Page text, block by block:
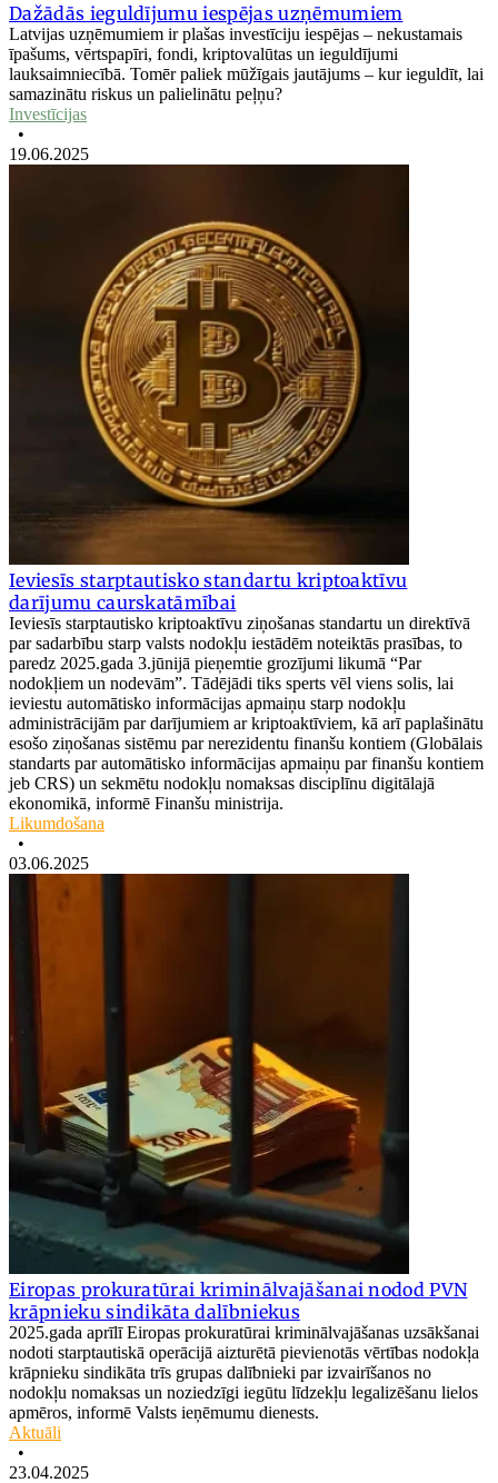
Dažādās ieguldījumu iespējas uzņēmumiem
Latvijas uzņēmumiem ir plašas investīciju iespējas – nekustamais
īpašums, vērtspapīri, fondi, kriptovalūtas un ieguldījumi
lauksaimniecībā. Tomēr paliek mūžīgais jautājums – kur ieguldīt, lai
samazinātu riskus un palielinātu peļņu?
Investīcijas
•
19.06.2025
Ieviesīs starptautisko standartu kriptoaktīvu
darījumu caurskatāmībai
Ieviesīs starptautisko kriptoaktīvu ziņošanas standartu un direktīvā
par sadarbību starp valsts nodokļu iestādēm noteiktās prasības, to
paredz 2025.gada 3.jūnijā pieņemtie grozījumi likumā “Par
nodokļiem un nodevām”. Tādējādi tiks sperts vēl viens solis, lai
ieviestu automātisko informācijas apmaiņu starp nodokļu
administrācijām par darījumiem ar kriptoaktīviem, kā arī paplašinātu
esošo ziņošanas sistēmu par nerezidentu finanšu kontiem (Globālais
standarts par automātisko informācijas apmaiņu par finanšu kontiem
jeb CRS) un sekmētu nodokļu nomaksas disciplīnu digitālajā
ekonomikā, informē Finanšu ministrija.
Likumdošana
•
03.06.2025
Eiropas prokuratūrai kriminālvajāšanai nodod PVN
krāpnieku sindikāta dalībniekus
2025.gada aprīlī Eiropas prokuratūrai kriminālvajāšanas uzsākšanai
nodoti starptautiskā operācijā aizturētā pievienotās vērtības nodokļa
krāpnieku sindikāta trīs grupas dalībnieki par izvairīšanos no
nodokļu nomaksas un noziedzīgi iegūtu līdzekļu legalizēšanu lielos
apmēros, informē Valsts ieņēmumu dienests.
Aktuāli
•
23.04.2025